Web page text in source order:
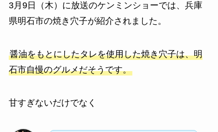
3月9日（木）に放送のケンミンショーでは、兵庫
県明石市の焼き穴子が紹介されました。
醤油をもとにしたタレを使用した焼き穴子は、明
石市自慢のグルメだそうです。
甘すぎないだけでなく